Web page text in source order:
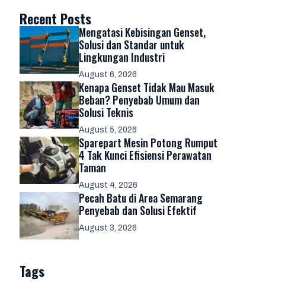
Recent Posts
Mengatasi Kebisingan Genset,
Solusi dan Standar untuk
Lingkungan Industri
August 6, 2026
Kenapa Genset Tidak Mau Masuk
Beban? Penyebab Umum dan
Solusi Teknis
August 5, 2026
Sparepart Mesin Potong Rumput
4 Tak Kunci Efisiensi Perawatan
Taman
August 4, 2026
Pecah Batu di Area Semarang
Penyebab dan Solusi Efektif
August 3, 2026
Tags